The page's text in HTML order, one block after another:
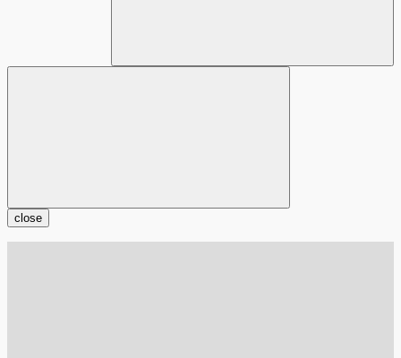
close